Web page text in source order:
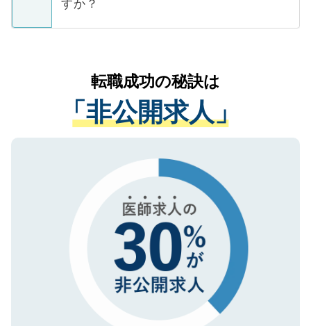
支援を目的に使用いたします。お預かりし
ているすべての個人データはご本人の許可
は、個人情報の取り扱いについての厳密な
管理基準を満たした事業者のみに付与され
る、プライバシーマークを取得済みです。
で、機密保持に関してもご安心ください。
すか？
かがいして、現在の医療機関の状況や紹介
経験をまじえながら、適切なアドバイスを
させていただきます。すぐにご転職をされ
ない方には、長期的なサポートが可能です
ので、まずはご登録ください。
転職成功の秘訣は
「非公開求人」